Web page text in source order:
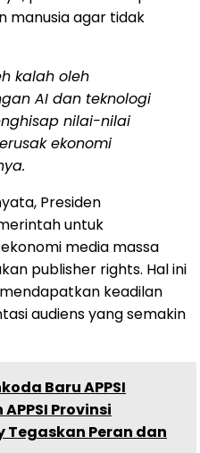
manusia agar tidak
kalah oleh
AI dan teknologi
nilai-nilai
ekonomi
Presiden
untuk
media massa
publisher rights. Hal ini
keadilan
audiens yang semakin
Baru APPSI
Provinsi
Tegaskan Peran dan